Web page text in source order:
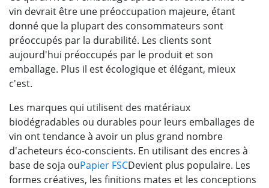
vin devrait être une préoccupation majeure, étant
donné que la plupart des consommateurs sont
préoccupés par la durabilité. Les clients sont
aujourd'hui préoccupés par le produit et son
emballage. Plus il est écologique et élégant, mieux
c'est.
Les marques qui utilisent des matériaux
biodégradables ou durables pour leurs emballages de
vin ont tendance à avoir un plus grand nombre
d'acheteurs éco-conscients. En utilisant des encres à
base de soja ouPapier FSCDevient plus populaire. Les
formes créatives, les finitions mates et les conceptions